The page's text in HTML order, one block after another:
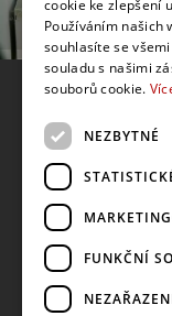
cookie ke zlepšení
Používáním našich
souhlasíte se
souladu s našimi
souborů cookie.
NEZBYTNÉ
FUNKČNÍ